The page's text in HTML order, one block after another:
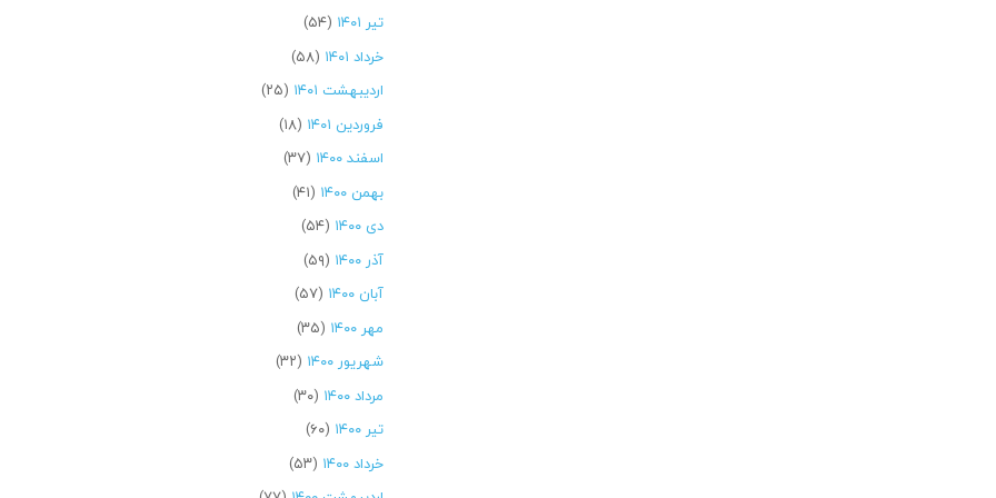
تیر ۱۴۰۱
(۵۴)
خرداد ۱۴۰۱
(۵۸)
اردیبهشت ۱۴۰۱
(۲۵)
فروردین ۱۴۰۱
(۱۸)
اسفند ۱۴۰۰
(۳۷)
بهمن ۱۴۰۰
(۴۱)
دی ۱۴۰۰
(۵۴)
آذر ۱۴۰۰
(۵۹)
آبان ۱۴۰۰
(۵۷)
مهر ۱۴۰۰
(۳۵)
شهریور ۱۴۰۰
(۳۲)
مرداد ۱۴۰۰
(۳۰)
تیر ۱۴۰۰
(۶۰)
خرداد ۱۴۰۰
(۵۳)